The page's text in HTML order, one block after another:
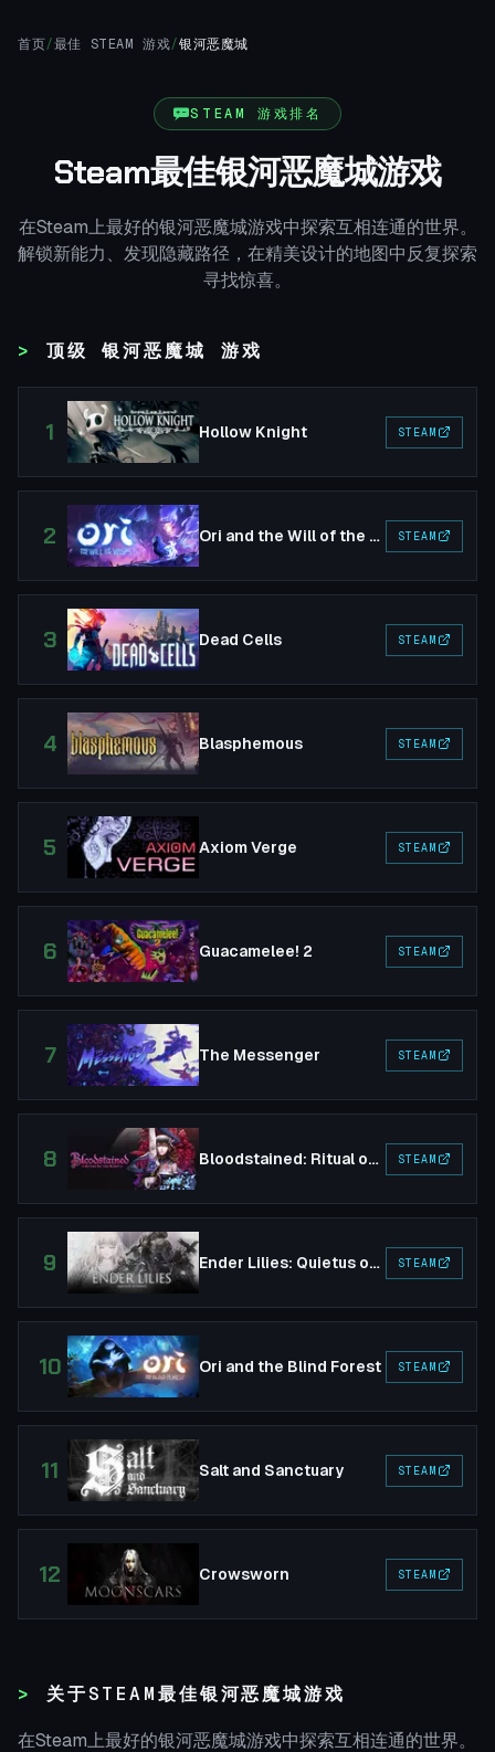
首页/最佳 STEAM 游戏/银河恶魔城
STEAM 游戏排名
Steam最佳银河恶魔城游戏
在Steam上最好的银河恶魔城游戏中探索互相连通的世界。
解锁新能力、发现隐藏路径，在精美设计的地图中反复探索
寻找惊喜。
顶级 银河恶魔城 游戏
1 Hollow Knight STEAM
2 Ori and the Will of the Wisps STEAM
3 Dead Cells STEAM
4 Blasphemous STEAM
5 Axiom Verge STEAM
6 Guacamelee! 2 STEAM
7 The Messenger STEAM
8 Bloodstained: Ritual of the Night STEAM
9 Ender Lilies: Quietus of the Knights STEAM
10 Ori and the Blind Forest STEAM
11 Salt and Sanctuary STEAM
12 Crowsworn STEAM
关于STEAM最佳银河恶魔城游戏
在Steam上最好的银河恶魔城游戏中探索互相连通的世界。